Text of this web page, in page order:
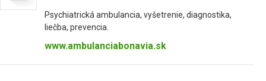
Psychiatrická ambulancia, vyšetrenie, diagnostika,
liečba, prevencia.
www.ambulanciabonavia.sk